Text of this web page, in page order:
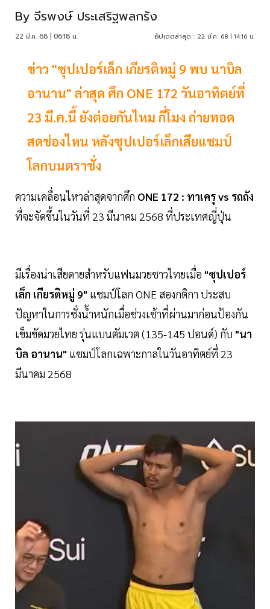
By จีรพงษ์ ประเสริฐพลกรัง
22 มี.ค. 68 | 06:18 น. อัปเดตล่าสุด : 22 มี.ค. 68 | 14:16 น.
ข่าว "ซุปเปอร์เล็ก เกียรติหมู่ 9 พบ นาบิล
อานาน" ล่าสุด ศึก ONE 172 วันอาทิตย์ที่
23 มี.ค.นี้ ยังต่อยกันไหม กี่โมง ถ่ายทอด
สดช่องไหน หลังซุปเปอร์เล็กเสียแชมป์
โลกบนตราชั่ง
ความเคลื่อนไหวล่าสุดจากศึก ONE 172 : ทาเครุ vs รถถัง
ที่จะจัดขึ้นในวันที่ 23 มีนาคม 2568 ที่ประเทศญี่ปุ่น
มีเรื่องน่าเสียดายสำหรับแฟนมวยชาวไทยเมื่อ "ซุปเปอร์
เล็ก เกียรติหมู่ 9" แชมป์โลก ONE สองกติกา ประสบ
ปัญหาในการชั่งน้ำหนักเมื่อช่วงเช้าที่ผ่านมาก่อนป้องกัน
เข็มขัดมวยไทย รุ่นแบนตัมเวต (135-145 ปอนด์) กับ "นา
บิล อานาน" แชมป์โลกเฉพาะกาลในวันอาทิตย์ที่ 23
มีนาคม 2568